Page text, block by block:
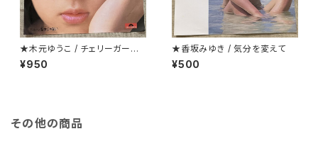
★木元ゆうこ / チェリーガーデ
ン(桜の園)
¥950
★香坂みゆき / 気分を変えて
¥500
その他の商品